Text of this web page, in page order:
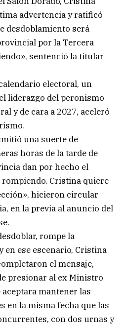
advertencia y ratificó
desdoblamiento será
por la Tercera
sentenció la titular
electoral, un
liderazgo del peronismo
y de cara a 2027, aceleró
una suerte de
horas de la tarde de
dan por hecho el
Cristina quiere
hicieron circular
en la previa al anuncio del
rompe la
en ese escenario, Cristina
el mensaje,
presionar al ex Ministro
mantener las
en la misma fecha que las
con dos urnas y